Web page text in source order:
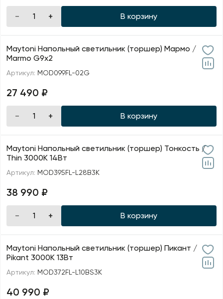
В корзину
Maytoni Напольный светильник (торшер) Мармо /
Marmo G9х2
Артикул: MOD099FL-02G
27 490 ₽
В корзину
Maytoni Напольный светильник (торшер) Тонкость /
Thin 3000К 14Вт
Артикул: MOD395FL-L28B3K
38 990 ₽
В корзину
Maytoni Напольный светильник (торшер) Пикант /
Pikant 3000К 13Вт
Артикул: MOD372FL-L10BS3K
40 990 ₽